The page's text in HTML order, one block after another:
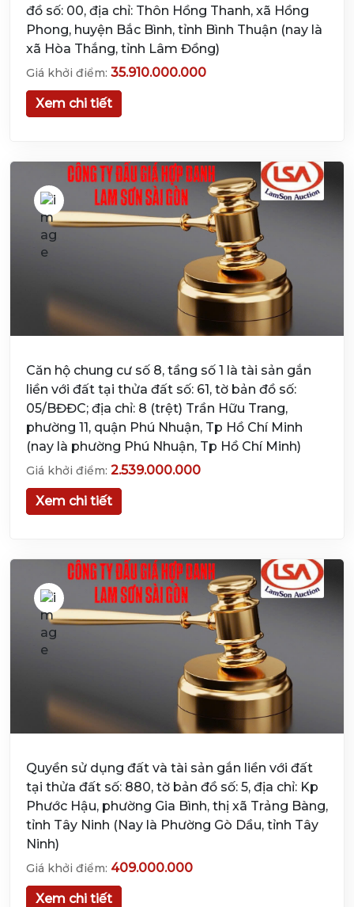
đồ số: 00, địa chỉ: Thôn Hồng Thanh, xã Hồng
Phong, huyện Bắc Bình, tỉnh Bình Thuận (nay là
xã Hòa Thắng, tỉnh Lâm Đồng)
Giá khởi điểm: 35.910.000.000
Xem chi tiết
Căn hộ chung cư số 8, tầng số 1 là tài sản gắn
liền với đất tại thửa đất số: 61, tờ bản đồ số:
05/BĐĐC; địa chỉ: 8 (trệt) Trần Hữu Trang,
phường 11, quận Phú Nhuận, Tp Hồ Chí Minh
(nay là phường Phú Nhuận, Tp Hồ Chí Minh)
Giá khởi điểm: 2.539.000.000
Xem chi tiết
Quyền sử dụng đất và tài sản gắn liền với đất
tại thửa đất số: 880, tờ bản đồ số: 5, địa chỉ: Kp
Phước Hậu, phường Gia Bình, thị xã Trảng Bàng,
tỉnh Tây Ninh (Nay là Phường Gò Dầu, tỉnh Tây
Ninh)
Giá khởi điểm: 409.000.000
Xem chi tiết